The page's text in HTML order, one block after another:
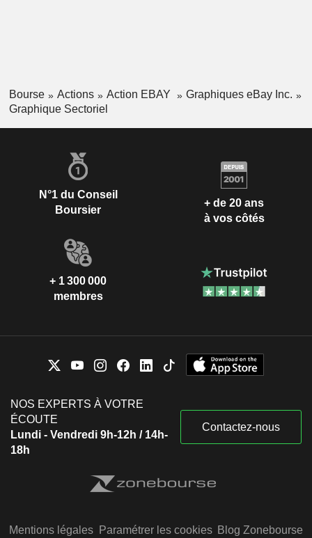
Bourse Actions Action EBAY
Graphiques eBay Inc.
Graphique Sectoriel
N°1 du Conseil
Boursier
+ de 20 ans
à vos côtés
+ 1 300 000
membres
NOS EXPERTS À VOTRE
ÉCOUTE
Lundi - Vendredi 9h-12h / 14h-
18h
Contactez-nous
Mentions légales Paramétrer les cookies Blog Zonebourse